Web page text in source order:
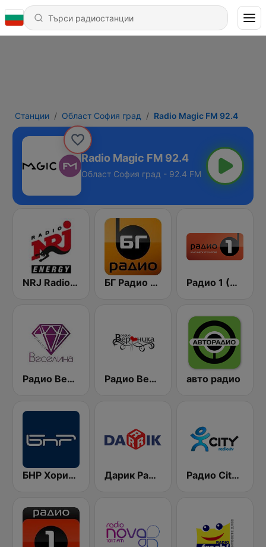
Станции Област София град Radio Magic FM 92.4
Radio Magic FM 92.4
Област София град - 92.4 FM
NRJ Radio ENERGY БГ Радио 91.9 ( BG Radio ) Радио 1 (Radio 1)
Радио Веселина 99.1 FM Радио Вероника 96.7 (Radio Veronika) авто радио
БНР Хоризонт (BNR Horizont) Дарик Радио ( Darik Radio ) Радио City 99.7 FM